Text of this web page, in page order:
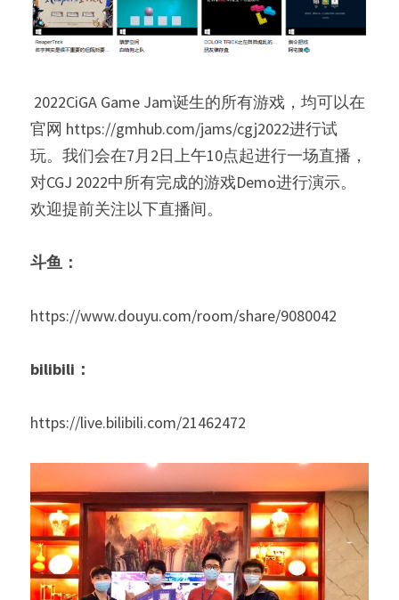
官网 https://gmhub.com/jams/cgj2022进行试
玩。我们会在7月2日上午10点起进行一场直播，
对CGJ 2022中所有完成的游戏Demo进行演示。
欢迎提前关注以下直播间。
斗鱼：
https://www.douyu.com/room/share/9080042
bilibili：
https://live.bilibili.com/21462472